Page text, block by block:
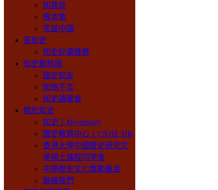
知典故
根本集
宅兹中國
長知史
知史好書推薦
知史動態圈
國史知友
知無不言
知史讀書會
關於知史
知史丨Mychistory
國史教育中心丨CNHE·HK
香港大學中國歷史研究文
學碩士課程同學會
中華歷史文化獎勵基金
聯絡我們